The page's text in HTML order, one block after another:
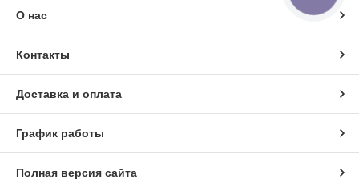
О нас
Контакты
Доставка и оплата
График работы
Полная версия сайта